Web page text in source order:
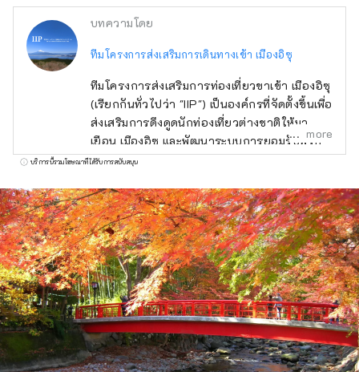
บทความโดย
ทีมโครงการส่งเสริมการเดินทางเข้า เมืองอิซุ
ทีมโครงการส่งเสริมการท่องเที่ยวขาเข้า เมืองอิซุ
(เรียกกันทั่วไปว่า "IIP") เป็นองค์กรที่จัดตั้งขึ้นเพื่อ
ส่งเสริมการดึงดูดนักท่องเที่ยวต่างชาติให้มา
เยือน เมืองอิซุ และพัฒนาระบบการยอมรับพวก
เขา โดยมีจุดมุ่งหมายเพื่อทำให้ อิซุ เป็นจุดหมาย
ดึงดูดใจซึ่งใช้ประโยชน์จากทรัพยากรการท่อง
เที่ยวของอิซุ เมืองอิซุ อุดมไปด้วยธรรมชาติและ
เกษตรกรรม มีสถานที่ท่องเที่ยวมากมาย ทั้งบ่อน้ำ
พุร้อน ชายหาด และพื้นที่ภูเขา นอกจากนี้ยังเดิน
ทางสะดวก ใช้เวลาเดินทางประมาณสองชั่วโมง
โดยรถไฟจาก โตเกียว จึงเหมาะอย่างยิ่งสำหรับ
การท่องเที่ยวแบบไปเช้าเย็นกลับหรือพักผ่อนช่วง
สุดสัปดาห์ [หมายเหตุเกี่ยวกับภาพปก] ภาพปก
เป็นผลงานที่ชนะเลิศในการประกวดภาพถ่าย
ระบายสี เมืองอิซุ ช่างภาพ: โอจิมะ ฮิโรกิ ชื่อผล
more
บริการนี้รวมโฆษณาที่ได้รับการสนับสนุน